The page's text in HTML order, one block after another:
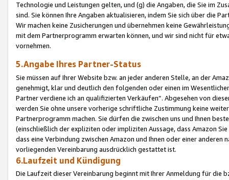
Technologie und Leistungen gelten, und (g) die Angaben, die Sie im
sind. Sie können Ihre Angaben aktualisieren, indem Sie sich über die
Wir machen keine Zusicherungen und übernehmen keine
mit dem Partnerprogramm erwarten können, und wir sind nicht für
vornehmen.
5.Angabe Ihres Partner-Status
Sie müssen auf Ihrer Website bzw. an jeder anderen Stelle, an der
genehmigt, klar und deutlich den folgenden oder einen im
Partner verdiene ich an qualifizierten Verkäufen“. Abgesehen von
werden Sie ohne unsere vorherige schriftliche Zustimmung keine
Partnerprogramm machen. Sie dürfen die zwischen uns und Ihnen
(einschließlich der expliziten oder impliziten Aussage, dass Amazon
dass eine Verbindung zwischen Amazon und Ihnen oder einer
vorliegenden Vereinbarung ausdrücklich gestattet ist.
6.Laufzeit und Kündigung
Die Laufzeit dieser Vereinbarung beginnt mit Ihrer Anmeldung für die